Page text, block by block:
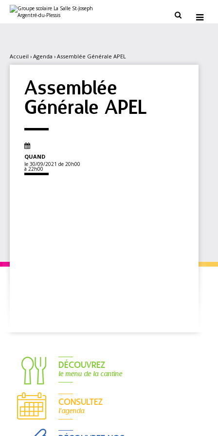
contenu.
personnels
 
Accueil › Agenda › Assemblée Générale APEL
Assemblée
Générale APEL
QUAND
le 30/09/2021 de 20h00
à 22h00
DÉCOUVREZ
le menu de la cantine
CONSULTEZ
l'agenda